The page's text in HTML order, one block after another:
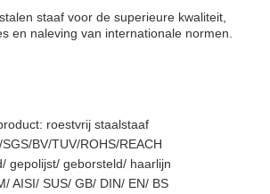
staaf voor de superieure kwaliteit,
en naleving van internationale normen.
roestvrij staalstaaf
BV/TUV/ROHS/REACH
gepolijst/ geborsteld/ haarlijn
AISI/ SUS/ GB/ DIN/ EN/ BS